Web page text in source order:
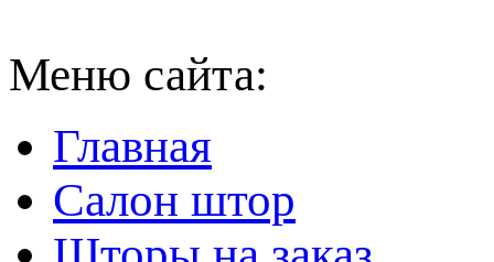
Меню сайта:
Главная
Салон штор